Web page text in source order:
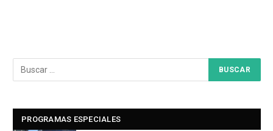
PROGRAMAS ESPECIALES